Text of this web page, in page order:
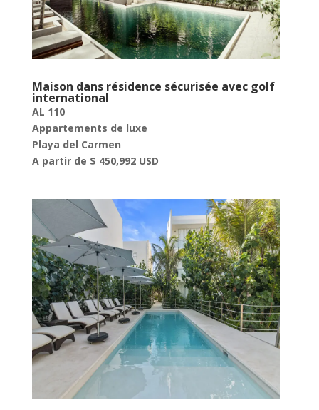
Maison dans résidence sécurisée avec golf
international
AL 110
Appartements de luxe
Playa del Carmen
A partir de $ 450,992 USD